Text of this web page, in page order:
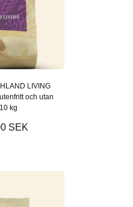
LIVING
och utan
kg
SEK